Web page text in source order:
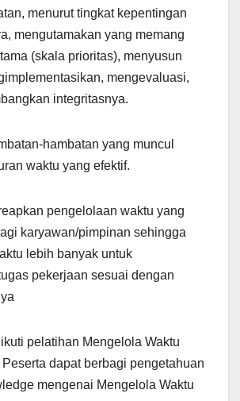
menurut tingkat kepentingan
mengutamakan yang memang
(skala prioritas), menyusun
mengevaluasi,
integritasnya.
hambatan yang muncul
waktu yang efektif.
pengelolaan waktu yang
karyawan/pimpinan sehingga
lebih banyak untuk
pekerjaan sesuai dengan
pelatihan Mengelola Waktu
dapat berbagi pengetahuan
mengenai Mengelola Waktu